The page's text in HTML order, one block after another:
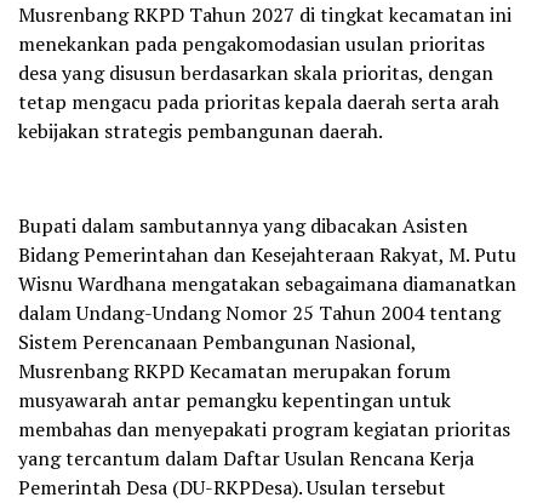
Musrenbang RKPD Tahun 2027 di tingkat kecamatan ini
menekankan pada pengakomodasian usulan prioritas
desa yang disusun berdasarkan skala prioritas, dengan
tetap mengacu pada prioritas kepala daerah serta arah
kebijakan strategis pembangunan daerah.
Bupati dalam sambutannya yang dibacakan Asisten
Bidang Pemerintahan dan Kesejahteraan Rakyat, M. Putu
Wisnu Wardhana mengatakan sebagaimana diamanatkan
dalam Undang-Undang Nomor 25 Tahun 2004 tentang
Sistem Perencanaan Pembangunan Nasional,
Musrenbang RKPD Kecamatan merupakan forum
musyawarah antar pemangku kepentingan untuk
membahas dan menyepakati program kegiatan prioritas
yang tercantum dalam Daftar Usulan Rencana Kerja
Pemerintah Desa (DU-RKPDesa). Usulan tersebut